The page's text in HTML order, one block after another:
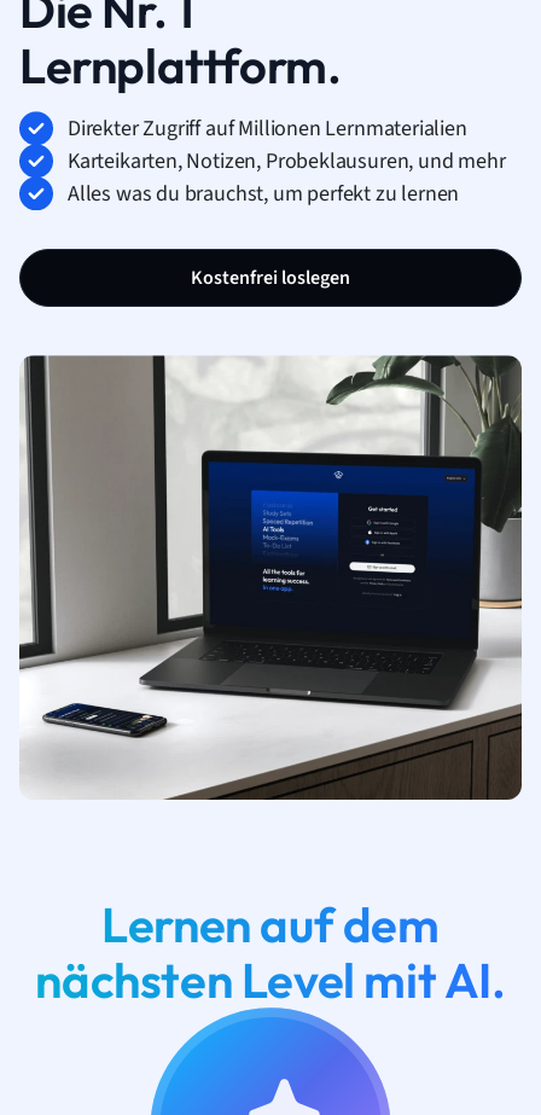
Lernplattform.
Direkter Zugriff auf Millionen Lernmaterialien
Karteikarten, Notizen, Probeklausuren, und mehr
Alles was du brauchst, um perfekt zu lernen
Kostenfrei loslegen
Lernen auf dem
nächsten Level mit AI.